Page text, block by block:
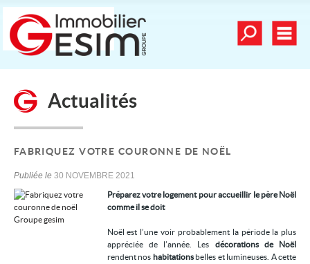
Toutes nos
une estimation
Nos dernières ventes
Alerte email
Contact
Mes sélections
Actualités
FABRIQUEZ VOTRE COURONNE DE NOËL
Publiée le 30 NOVEMBRE 2021
Préparez votre logement pour accueillir le père Noël
comme il se doit
Noël est l’une voir probablement la période la plus
appréciée de l’année. Les décorations de Noël
rendent nos habitationsbelles et lumineuses. A cette